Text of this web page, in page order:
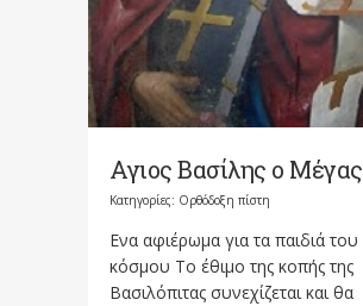
Αγιος Βασίλης ο Μέγας
Κατηγορίες: Ορθόδοξη πίστη
Ενα αφιέρωμα για τα παιδιά του
κόσμου Το έθιμο της κοπής της
Βασιλόπιτας συνεχίζεται και θα